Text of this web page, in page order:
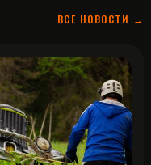
ВСЕ НОВОСТИ →